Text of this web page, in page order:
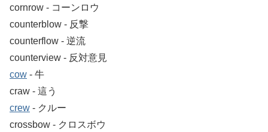
cornrow ‐ コーンロウ
counterblow ‐ 反撃
counterflow ‐ 逆流
counterview ‐ 反対意見
cow ‐ 牛
craw ‐ 這う
crew ‐ クルー
crossbow ‐ クロスボウ